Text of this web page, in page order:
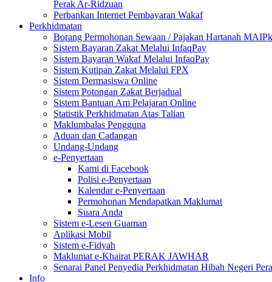
Perak Ar-Ridzuan
Perbankan Internet Pembayaran Wakaf
Perkhidmatan
Borang Permohonan Sewaan / Pajakan Hartanah MAIPk
Sistem Bayaran Zakat Melalui InfaqPay
Sistem Bayaran Wakaf Melalui InfaqPay
Sistem Kutipan Zakat Melalui FPX
Sistem Dermasiswa Online
Sistem Potongan Zakat Berjadual
Sistem Bantuan Am Pelajaran Online
Statistik Perkhidmatan Atas Talian
Maklumbalas Pengguna
Aduan dan Cadangan
Undang-Undang
e-Penyertaan
Kami di Facebook
Polisi e-Penyertaan
Kalendar e-Penyertaan
Permohonan Mendapatkan Maklumat
Suara Anda
Sistem e-Lesen Guaman
Aplikasi Mobil
Sistem e-Fidyah
Maklumat e-Khairat PERAK JAWHAR
Senarai Panel Penyedia Perkhidmatan Hibah Negeri
Info